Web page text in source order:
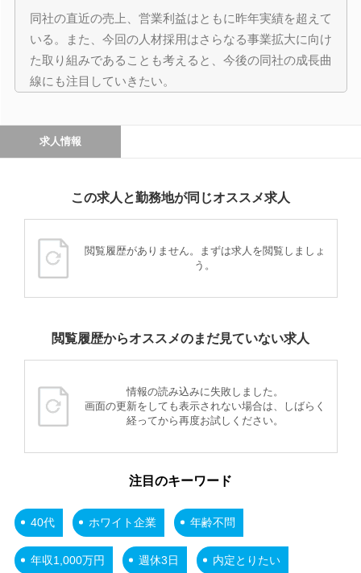
同社の直近の売上、営業利益はともに昨年実績を超えて
いる。また、今回の人材採用はさらなる事業拡大に向け
た取り組みであることも考えると、今後の同社の成長曲
線にも注目していきたい。
求人情報
この求人と勤務地が同じオススメ求人
閲覧履歴がありません。まずは求人を閲覧しましょ
う。
閲覧履歴からオススメのまだ見ていない求人
情報の読み込みに失敗しました。
画面の更新をしても表示されない場合は、しばらく
経ってから再度お試しください。
注目のキーワード
40代 ホワイト企業 年齢不問
年収1,000万円 週休3日 内定とりたい